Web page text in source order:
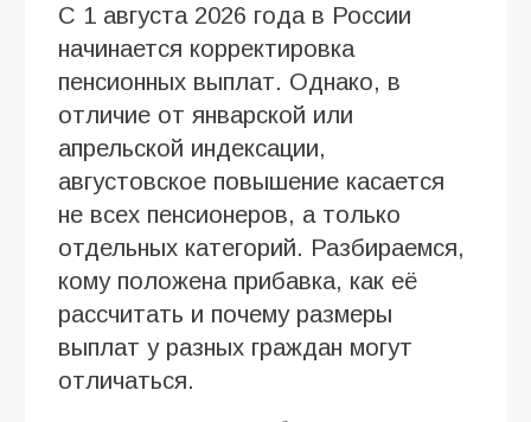
С 1 августа 2026 года в России
начинается корректировка
пенсионных выплат. Однако, в
отличие от январской или
апрельской индексации,
августовское повышение касается
не всех пенсионеров, а только
отдельных категорий. Разбираемся,
кому положена прибавка, как её
рассчитать и почему размеры
выплат у разных граждан могут
отличаться.